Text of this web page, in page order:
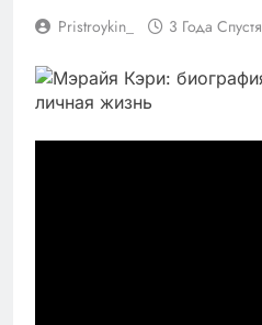
Pristroykin_ 3 Года Спустя